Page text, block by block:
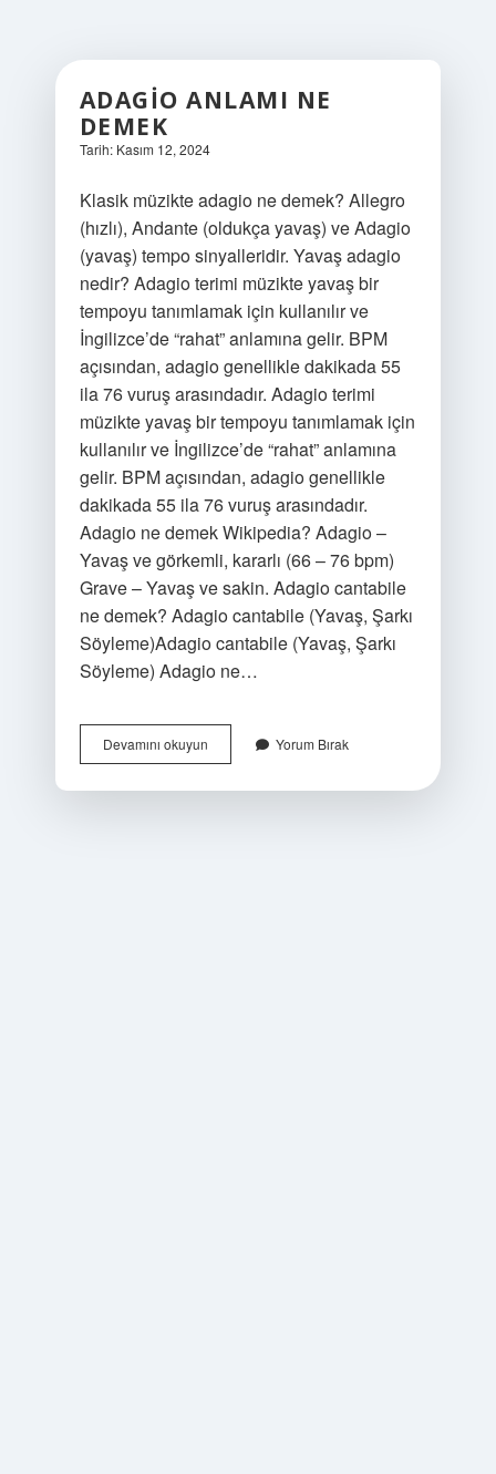
ADAGIO ANLAMI NE
DEMEK
Tarih: Kasım 12, 2024
Klasik müzikte adagio ne demek? Allegro
(hızlı), Andante (oldukça yavaş) ve Adagio
(yavaş) tempo sinyalleridir. Yavaş adagio
nedir? Adagio terimi müzikte yavaş bir
tempoyu tanımlamak için kullanılır ve
İngilizce’de “rahat” anlamına gelir. BPM
açısından, adagio genellikle dakikada 55
ila 76 vuruş arasındadır. Adagio terimi
müzikte yavaş bir tempoyu tanımlamak için
kullanılır ve İngilizce’de “rahat” anlamına
gelir. BPM açısından, adagio genellikle
dakikada 55 ila 76 vuruş arasındadır.
Adagio ne demek Wikipedia? Adagio –
Yavaş ve görkemli, kararlı (66 – 76 bpm)
Grave – Yavaş ve sakin. Adagio cantabile
ne demek? Adagio cantabile (Yavaş, Şarkı
Söyleme)Adagio cantabile (Yavaş, Şarkı
Söyleme) Adagio ne…
Devamını okuyunAdagio
Anlamı
Yorum Bırak